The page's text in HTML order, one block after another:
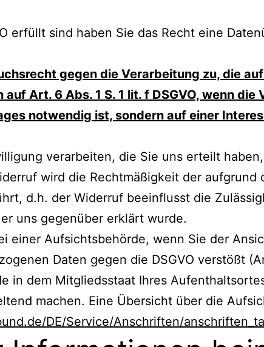
erfüllt sind haben Sie das Recht eine
gegen die Verarbeitung zu, die
Art. 6 Abs. 1 S. 1 lit. f DSGVO, wenn die
notwendig ist, sondern auf einer
verarbeiten, die Sie uns erteilt
wird die Rechtmäßigkeit der aufgrund
d.h. der Widerruf beeinflusst die
uns gegenüber erklärt wurde.
einer Aufsichtsbehörde, wenn Sie der
Daten gegen die DSGVO verstößt
in dem Mitgliedsstaat Ihres
machen. Eine Übersicht über die
DE/Service/Anschriften/